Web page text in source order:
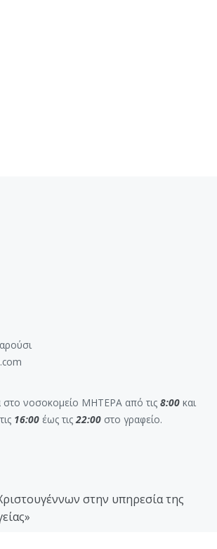
στο νοσοκομείο ΜΗΤΕΡΑ από τις8:00 και
16:00 έως τις22:00 στο γραφείο.
στην υπηρεσία της